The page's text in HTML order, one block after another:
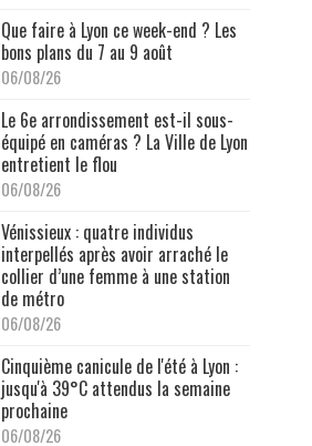
Que faire à Lyon ce week-end ? Les
bons plans du 7 au 9 août
06/08/26
Le 6e arrondissement est-il sous-
équipé en caméras ? La Ville de Lyon
entretient le flou
06/08/26
Vénissieux : quatre individus
interpellés après avoir arraché le
collier d’une femme à une station
de métro
06/08/26
Cinquième canicule de l'été à Lyon :
jusqu'à 39°C attendus la semaine
prochaine
06/08/26